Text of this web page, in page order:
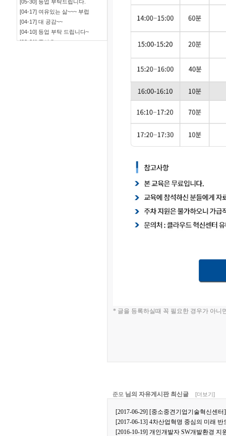
115.♡.135.198
46.♡.168.139
[05-30] 등업 부탁드립니다.
[04-17] 여유있는 삶~~~ 부럽
[04-17] 대 공감~~
[04-10] 등업 부탁 드립니다~
[03-21] 좋아요
* 글을 등록하실때 꼭 필요한 경우가 아니
준모님의 자유게시판 최신글 [더보기]
[2017-06-29] [중소중견기업기술혁신센
[2017-06-13] 4차산업혁명 중심의 미래
[2016-10-19] 개인개발자 SW개발환경 지